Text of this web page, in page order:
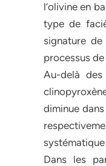
l’olivine en
type de
signature
processus
Au-delà
diminue
Dans les